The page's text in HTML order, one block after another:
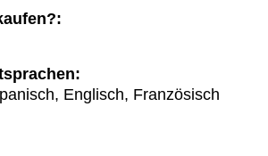
Englisch, Französisch